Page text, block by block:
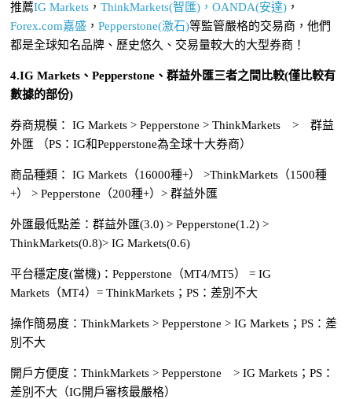
推薦IG Markets ，ThinkMarkets(智匯)，OANDA(安達) ，
Forex.com嘉盛 ，Pepperstone(激石)等監管嚴格的交易商，他們
都是全球知名品牌、歷史悠久、交易量較大的大型券商！
4.IG Markets、Pepperstone、群益外匯三者之間比較(僅比較有
數據的部份)
券商規模： IG Markets > Pepperstone > ThinkMarkets > 群益
外匯 （PS：IG和Pepperstone為全球十大券商）
商品種類： IG Markets（16000種+） >ThinkMarkets（1500種
+） > Pepperstone（200種+）> 群益外匯
外匯最低點差：群益外匯(3.0) > Pepperstone(1.2) >
ThinkMarkets(0.8)> IG Markets(0.6)
平台穩定度(當機)：Pepperstone（MT4/MT5） = IG
Markets（MT4）= ThinkMarkets；PS：差別不大
操作簡易度：ThinkMarkets > Pepperstone > IG Markets；PS：差
別不大
開戶方便度：ThinkMarkets > Pepperstone > IG Markets；PS：
差別不大（IG開戶審核最嚴格）